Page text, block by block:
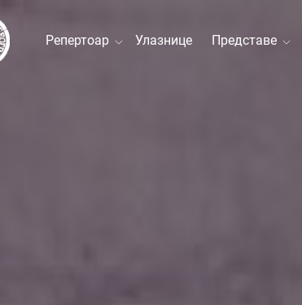
Репертоар Улазнице Представе